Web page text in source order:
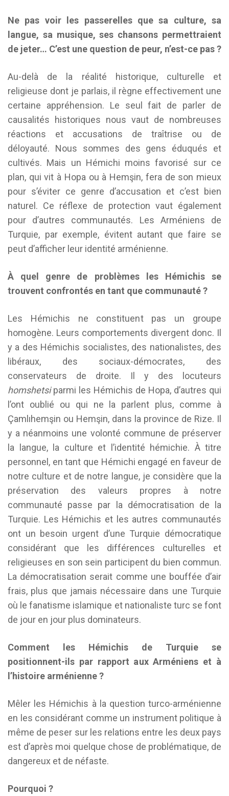
Ne pas voir les passerelles que sa culture, sa
langue, sa musique, ses chansons permettraient
de jeter… C’est une question de peur, n’est-ce pas ?
Au-delà de la réalité historique, culturelle et
religieuse dont je parlais, il règne effectivement une
certaine appréhension. Le seul fait de parler de
causalités historiques nous vaut de nombreuses
réactions et accusations de traîtrise ou de
déloyauté. Nous sommes des gens éduqués et
cultivés. Mais un Hémichi moins favorisé sur ce
plan, qui vit à Hopa ou à Hemşin, fera de son mieux
pour s’éviter ce genre d’accusation et c’est bien
naturel. Ce réflexe de protection vaut également
pour d’autres communautés. Les Arméniens de
Turquie, par exemple, évitent autant que faire se
peut d’afficher leur identité arménienne.
À quel genre de problèmes les Hémichis se
trouvent confrontés en tant que communauté ?
Les Hémichis ne constituent pas un groupe
homogène. Leurs comportements divergent donc. Il
y a des Hémichis socialistes, des nationalistes, des
libéraux, des sociaux-démocrates, des
conservateurs de droite. Il y des locuteurs
homshetsiparmi les Hémichis de Hopa, d’autres qui
l’ont oublié ou qui ne la parlent plus, comme à
Çamlıhemşin ou Hemşin, dans la province de Rize. Il
y a néanmoins une volonté commune de préserver
la langue, la culture et l’identité hémichie. À titre
personnel, en tant que Hémichi engagé en faveur de
notre culture et de notre langue, je considère que la
préservation des valeurs propres à notre
communauté passe par la démocratisation de la
Turquie. Les Hémichis et les autres communautés
ont un besoin urgent d’une Turquie démocratique
considérant que les différences culturelles et
religieuses en son sein participent du bien commun.
La démocratisation serait comme une bouffée d’air
frais, plus que jamais nécessaire dans une Turquie
où le fanatisme islamique et nationaliste turc se font
de jour en jour plus dominateurs.
Comment les Hémichis de Turquie se
positionnent-ils par rapport aux Arméniens et à
l’histoire arménienne ?
Mêler les Hémichis à la question turco-arménienne
en les considérant comme un instrument politique à
même de peser sur les relations entre les deux pays
est d’après moi quelque chose de problématique, de
dangereux et de néfaste.
Pourquoi ?